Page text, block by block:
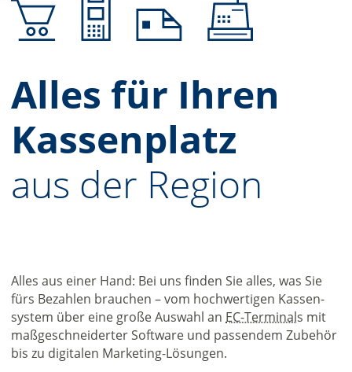
Alles für Ihren
Kassenplatz
aus der Region
Alles aus einer Hand: Bei uns finden Sie alles, was Sie
fürs Bezahlen brauchen – vom hochwertigen Kassen­
system über eine große Auswahl an EC-Terminals mit
maßgeschneiderter Software und passendem Zubehör
bis zu digitalen Marketing-Lösungen.